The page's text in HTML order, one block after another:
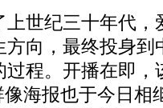
世纪三十年代，
向，最终投身到
程。开播在即，
海报也于今日相